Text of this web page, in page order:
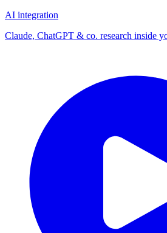
AI integration
Claude, ChatGPT & co. research inside